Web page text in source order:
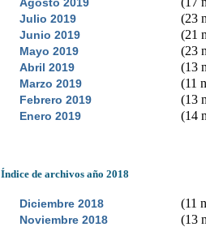
Julio 2019 (23
Junio 2019 (21
Mayo 2019 (23
Abril 2019 (13
Marzo 2019 (11
Febrero 2019 (13
Enero 2019 (14
Índice de archivos año 2018
Diciembre 2018 (11
Noviembre 2018 (13